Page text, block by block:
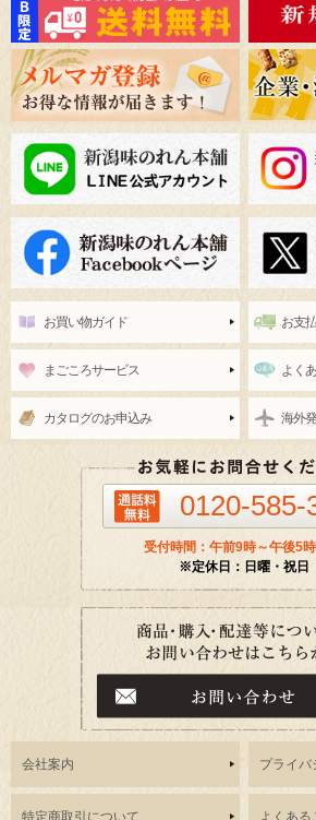
お買い物ガイド お支
まごころサービス よく
カタログのお申込み 海外
0120-585-
受付時間：午前9時～午後5
※定休日：日曜・祝日
会社案内 プライバ